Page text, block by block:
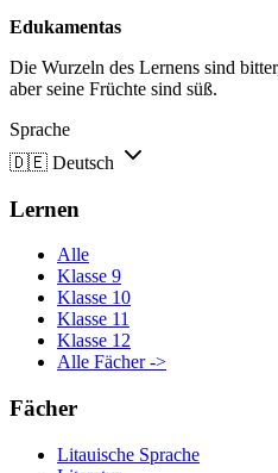
Edukamentas
Die Wurzeln des Lernens sind
aber seine Früchte sind süß.
Sprache
🇩🇪 Deutsch
Lernen
Alle
Klasse 9
Klasse 10
Klasse 11
Klasse 12
Alle Fächer ->
Fächer
Litauische Sprache